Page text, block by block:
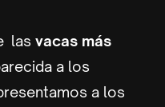
las vacas más
a los
a los